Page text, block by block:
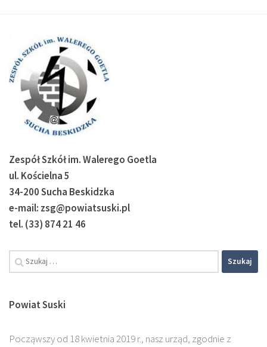
Zespół Szkół im. Walerego Goetla
ul. Kościelna 5
34-200 Sucha Beskidzka
e-mail: zsg@powiatsuski.pl
tel. (33) 874 21 46
Szukaj:
Powiat Suski
Począwszy od 18 kwietnia 2019 r., nasz urząd, zgodnie z